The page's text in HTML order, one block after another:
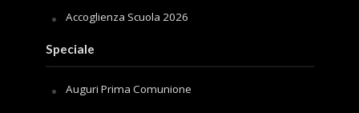
Accoglienza Scuola 2026
Speciale
Auguri Prima Comunione